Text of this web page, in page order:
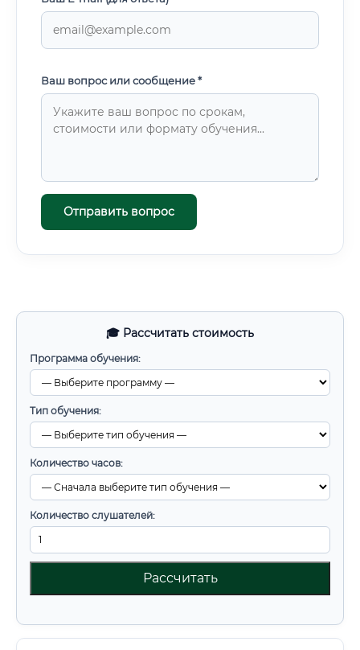
🎓 Рассчитать стоимость
Программа обучения:
Тип обучения:
Количество часов:
Количество слушателей:
Рассчитать
Ваш вопрос или сообщение *
Отправить вопрос